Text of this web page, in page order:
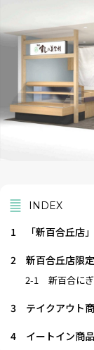
INDEX
1
「新百合丘
2
新百合丘店限
2-1 新百合に
3
テイクアウト
4
イートイン商品